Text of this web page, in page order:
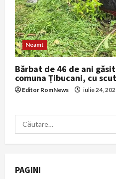
Neamt
Bărbat de 46 de ani
comuna Țibucani, cu
Editor RomNews iulie 24,
Caută
după:
PAGINI